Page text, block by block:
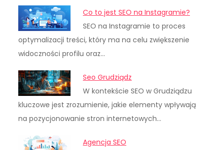
Co to jest SEO na Instagramie?
SEO na Instagramie to proces
optymalizacji treści, który ma na celu zwiększenie
widoczności profilu oraz…
Seo Grudziądz
W kontekście SEO w Grudziądzu
kluczowe jest zrozumienie, jakie elementy wpływają
na pozycjonowanie stron internetowych…
Agencja SEO